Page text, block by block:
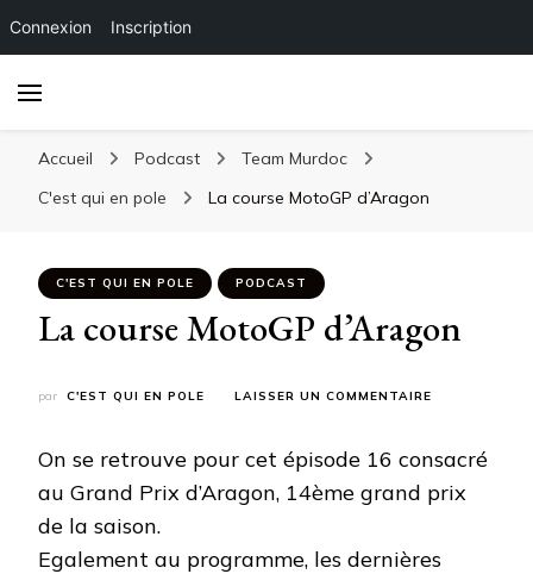
Connexion Inscription
Accueil Podcast
Team Murdoc
C'est qui en pole
La course MotoGP d’Aragon
C'EST QUI EN POLE PODCAST
La course MotoGP d’Aragon
par C'EST QUI EN POLE LAISSER UN COMMENTAIRE
MOTOGP
On se retrouve pour cet épisode 16 consacré
au Grand Prix d’Aragon, 14ème grand prix
de la saison.
Egalement au programme, les dernières